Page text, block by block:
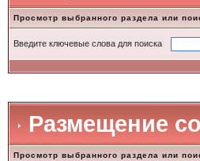
Просмотр выбранного раздела или
Введите ключевые слова для поиска
Размещение
Просмотр выбранного раздела или